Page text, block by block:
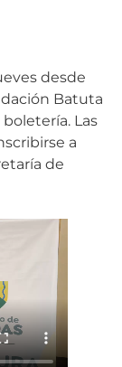
desde
Batuta
Las
a
de